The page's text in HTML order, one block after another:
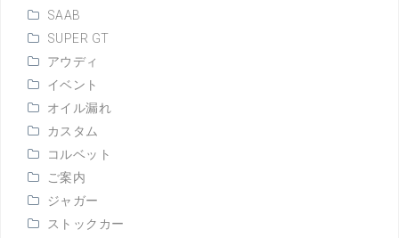
SAAB
SUPER GT
アウディ
イベント
オイル漏れ
カスタム
コルベット
ご案内
ジャガー
ストックカー